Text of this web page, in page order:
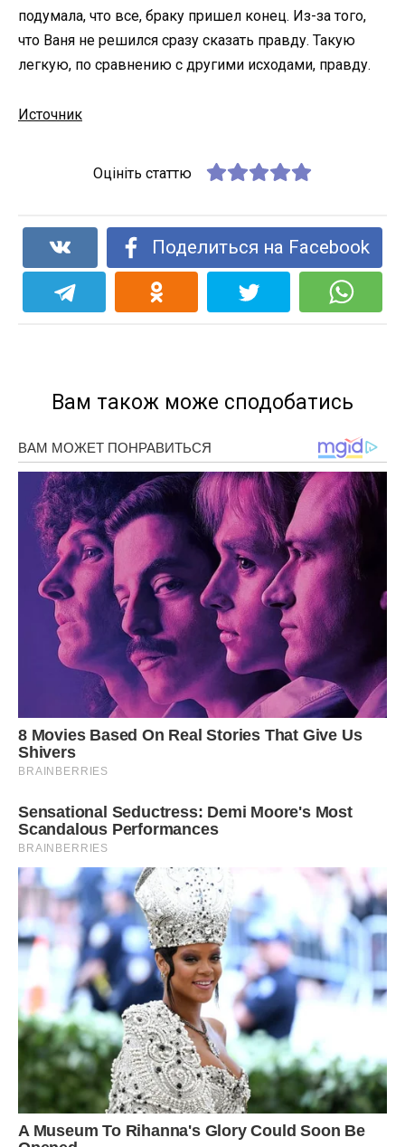
подумала, что все, браку пришел конец. Из-за того,
что Ваня не решился сразу сказать правду. Такую
легкую, по сравнению с другими исходами, правду.
Источник
Оцініть статтю
Поделиться на Facebook
Вам також може сподобатись